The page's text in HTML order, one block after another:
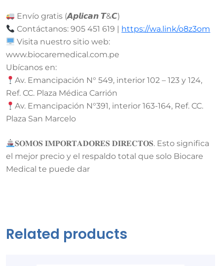
Envío gratis (𝘼𝙥𝙡𝙞𝙘𝙖𝙣 𝙏&𝘾)
Contáctanos: 905 451 619 | https://wa.link/o8z3om
Visita nuestro sitio web:
www.biocaremedical.com.pe
Ubícanos en:
Av. Emancipación N° 549, interior 102 – 123 y 124,
Ref. CC. Plaza Médica Carrión
Av. Emancipación N°391, interior 163-164, Ref. CC.
Plaza San Marcelo
𝐒𝐎𝐌𝐎𝐒 𝐈𝐌𝐏𝐎𝐑𝐓𝐀𝐃𝐎𝐑𝐄𝐒 𝐃𝐈𝐑𝐄𝐂𝐓𝐎𝐒. Esto significa
el mejor precio y el respaldo total que solo Biocare
Medical te puede dar
Related products